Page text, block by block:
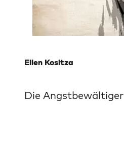
Ellen Kositza
Die Angstbewältiger